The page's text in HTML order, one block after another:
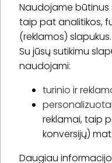
Naudojame būtinus
taip pat analitikos,
(reklamos) slapukus.
Su jūsų sutikimu
naudojami:
turinio ir
reklamai, taip
konversijų)
Daugiau
* Susipažinau su
Apie „BookitNow“
Informacija